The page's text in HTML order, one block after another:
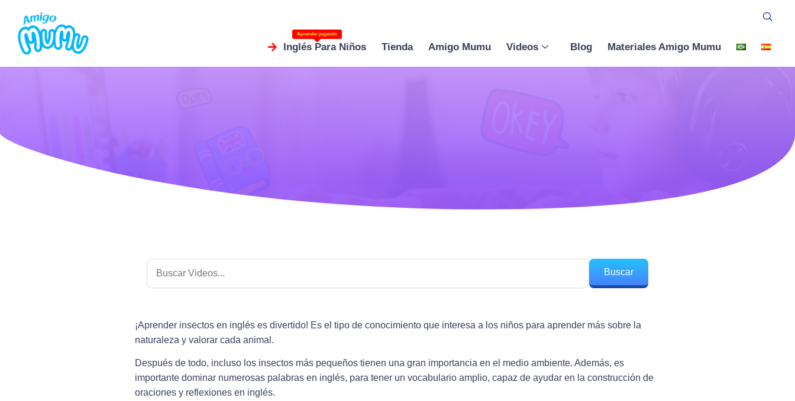
Aprender jugando
Inglés Para Niños Tienda Amigo Mumu Videos Blog Materiales Amigo Mumu
Buscar
¡Aprender insectos en inglés es divertido! Es el tipo de conocimiento que interesa a los niños para aprender más sobre la
naturaleza y valorar cada animal.
Después de todo, incluso los insectos más pequeños tienen una gran importancia en el medio ambiente. Además, es
importante dominar numerosas palabras en inglés, para tener un vocabulario amplio, capaz de ayudar en la construcción de
oraciones y reflexiones en inglés.